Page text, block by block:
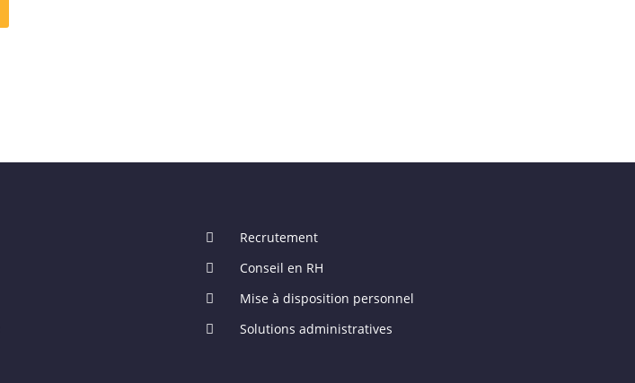
Recrutement
Conseil en RH
Mise à disposition personnel
Solutions administratives